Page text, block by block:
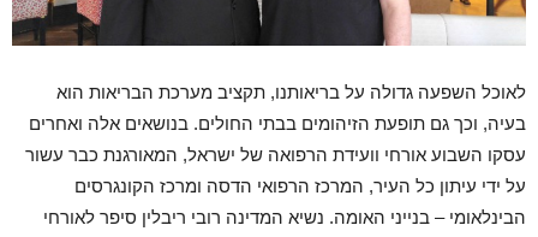
לאוכל השפעה גדולה על בריאותנו, תקציב מערכת הבריאות הוא
בעיה, וכך גם תופעת הזיהומים בבתי החולים. בנושאים אלה ואחרים
עסקו השבוע אורחי וועידת הרפואה של ישראל, המאורגנת כבר עשור
על ידי עיתון כל העיר, המרכז הרפואי הדסה ומרכז הקונגרסים
הבינלאומי – בנייני האומה. נשיא המדינה רובי ריבלין סיפר לאורחי